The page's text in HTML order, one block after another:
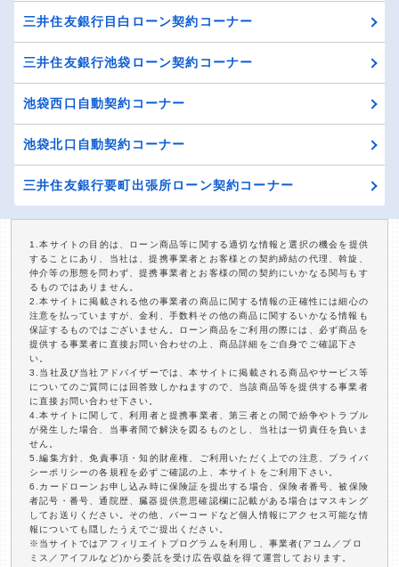
三井住友銀行目白ローン契約コーナー
三井住友銀行池袋ローン契約コーナー
池袋西口自動契約コーナー
池袋北口自動契約コーナー
三井住友銀行要町出張所ローン契約コーナー
1.本サイトの目的は、ローン商品等に関する適切な情報と選択の機会を提供
することにあり、当社は、提携事業者とお客様との契約締結の代理、斡旋、
仲介等の形態を問わず、提携事業者とお客様の間の契約にいかなる関与もす
るものではありません。
2.本サイトに掲載される他の事業者の商品に関する情報の正確性には細心の
注意を払っていますが、金利、手数料その他の商品に関するいかなる情報も
保証するものではございません。ローン商品をご利用の際には、必ず商品を
提供する事業者に直接お問い合わせの上、商品詳細をご自身でご確認下さ
い。
3.当社及び当社アドバイザーでは、本サイトに掲載される商品やサービス等
についてのご質問には回答致しかねますので、当該商品等を提供する事業者
に直接お問い合わせ下さい。
4.本サイトに関して、利用者と提携事業者、第三者との間で紛争やトラブル
が発生した場合、当事者間で解決を図るものとし、当社は一切責任を負いま
せん。
5.編集方針、免責事項・知的財産権、ご利用いただく上での注意、プライバ
シーポリシーの各規程を必ずご確認の上、本サイトをご利用下さい。
6.カードローンお申し込み時に保険証を提出する場合、保険者番号、被保険
者記号・番号、通院歴、臓器提供意思確認欄に記載がある場合はマスキング
してお送りください。その他、バーコードなど個人情報にアクセス可能な情
報についても隠したうえでご提出ください。
※当サイトではアフィリエイトプログラムを利用し、事業者(アコム／プロ
ミス／アイフルなど)から委託を受け広告収益を得て運営しております。